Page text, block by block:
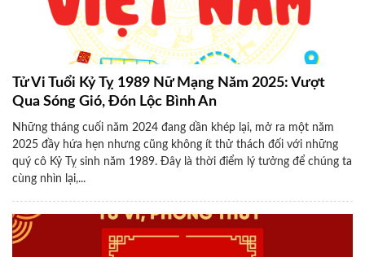
Tử Vi Tuổi Kỷ Tỵ 1989 Nữ Mạng Năm 2025: Vượt
Qua Sóng Gió, Đón Lộc Bình An
Những tháng cuối năm 2024 đang dần khép lại, mở ra một năm
2025 đầy hứa hẹn nhưng cũng không ít thử thách đối với những
quý cô Kỷ Tỵ sinh năm 1989. Đây là thời điểm lý tưởng để chúng ta
cùng nhìn lại,...